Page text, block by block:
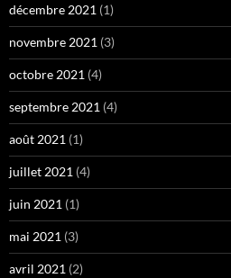
décembre 2021 (1)
novembre 2021 (3)
octobre 2021 (4)
septembre 2021 (4)
août 2021 (1)
juillet 2021 (4)
juin 2021 (1)
mai 2021 (3)
avril 2021 (2)